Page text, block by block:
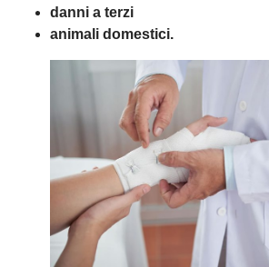
danni a terzi
animali domestici.